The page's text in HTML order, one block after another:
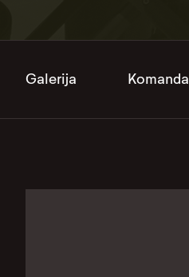
Galerija Komanda